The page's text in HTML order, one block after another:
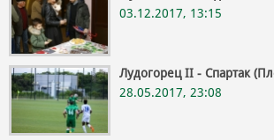
03.12.2017, 13:15
Лудогорец II - Спартак
28.05.2017, 23:08